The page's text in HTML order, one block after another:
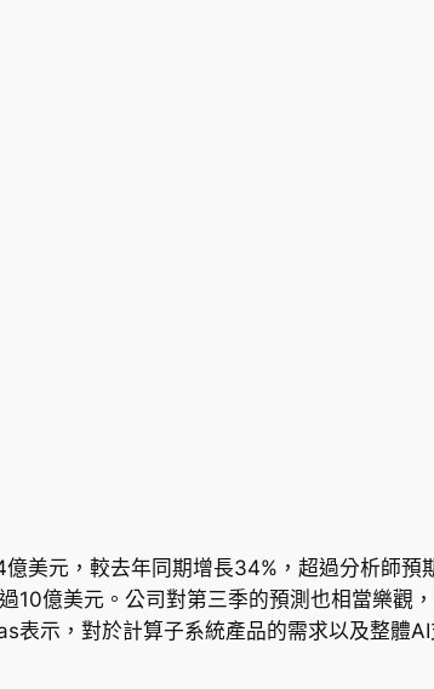
美元，較去年同期增長34%，超過分析師預
億美元。公司對第三季的預測也相當樂觀
示，對於計算子系統產品的需求以及整體